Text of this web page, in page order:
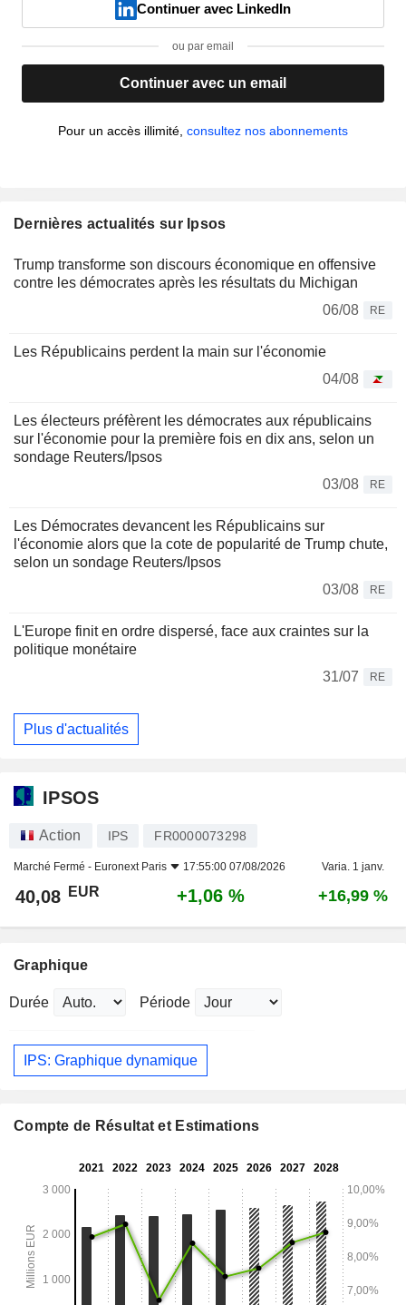
Continuer avec LinkedIn
ou par email
Continuer avec un email
Pour un accès illimité, consultez nos abonnements
Dernières actualités sur Ipsos
Trump transforme son discours économique en offensive
contre les démocrates après les résultats du Michigan
06/08
RE
Les Républicains perdent la main sur l'économie
04/08
Les électeurs préfèrent les démocrates aux républicains
sur l'économie pour la première fois en dix ans, selon un
sondage Reuters/Ipsos
03/08
RE
Les Démocrates devancent les Républicains sur
l'économie alors que la cote de popularité de Trump chute,
selon un sondage Reuters/Ipsos
03/08
RE
L'Europe finit en ordre dispersé, face aux craintes sur la
politique monétaire
31/07
RE
Plus d'actualités
IPSOS
Action IPS FR0000073298
Marché Fermé - Euronext Paris 17:55:00 07/08/2026 Varia. 1 janv.
40,08 EUR +1,06 % +16,99 %
Graphique
Durée Période
IPS: Graphique dynamique
Compte de Résultat et Estimations